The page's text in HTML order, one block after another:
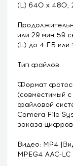
(L) 640 x 480,
или 29 мин 59
(L) до 4 ГБ или
Тип файлов
Формат
(совместимый
файловой
Camera File
заказа
Видео: MP4
MPEG4 AAC-